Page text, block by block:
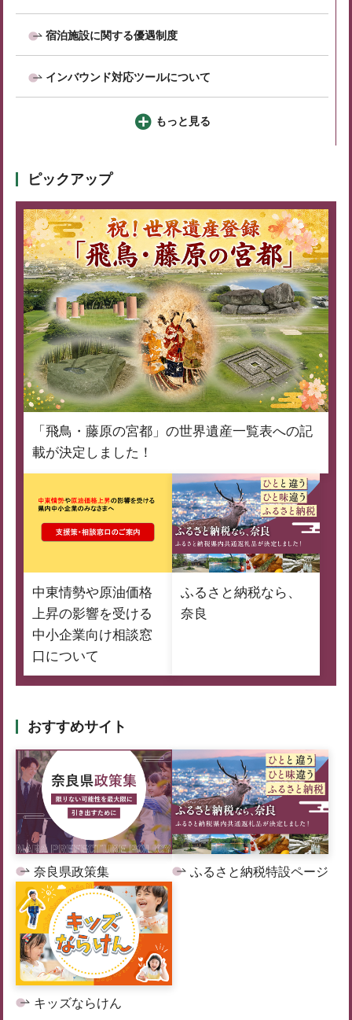
宿泊施設に関する優遇制度
インバウンド対応ツールについて
もっと見る
ピックアップ
「飛鳥・藤原の宮都」の世界遺産一覧表への記
載が決定しました！
中東情勢や原油価格
上昇の影響を受ける
中小企業向け相談窓
口について
ふるさと納税なら、
奈良
おすすめサイト
奈良県政策集 ふるさと納税特設ページ
キッズならけん